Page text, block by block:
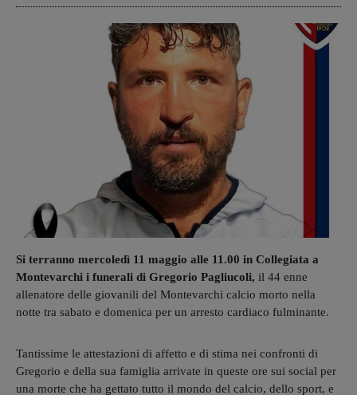
Si terranno mercoledì 11 maggio alle 11.00 in Collegiata a
Montevarchi i funerali di Gregorio Pagliucoli, il 44 enne
allenatore delle giovanili del Montevarchi calcio morto nella
notte tra sabato e domenica per un arresto cardiaco fulminante.
Tantissime le attestazioni di affetto e di stima nei confronti di
Gregorio e della sua famiglia arrivate in queste ore sui social per
una morte che ha gettato tutto il mondo del calcio, dello sport, e